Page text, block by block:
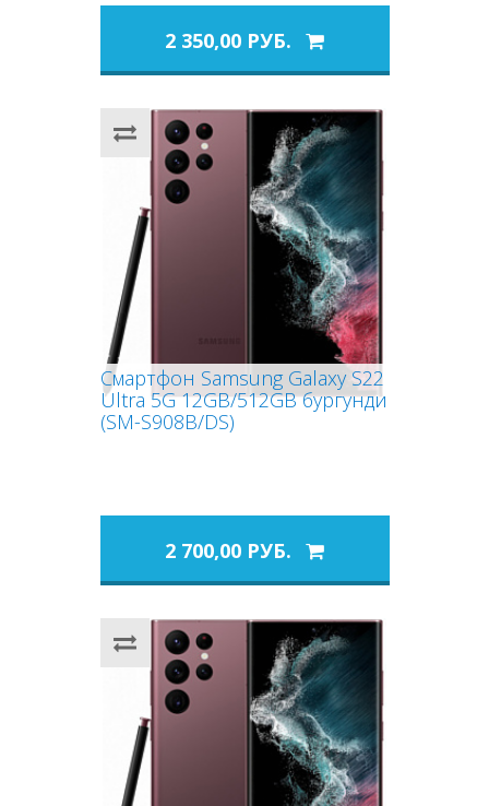
2 350,00 РУБ.
Смартфон Samsung Galaxy S22
Ultra 5G 12GB/512GB бургунди
(SM-S908B/DS)
2 700,00 РУБ.